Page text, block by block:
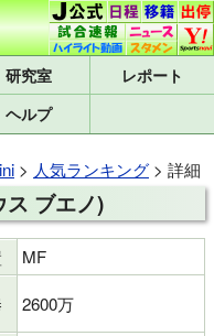
研究室
レポート
ヘルプ
> 人気ランキング > 詳細
ス ブエノ)
MF
2600万